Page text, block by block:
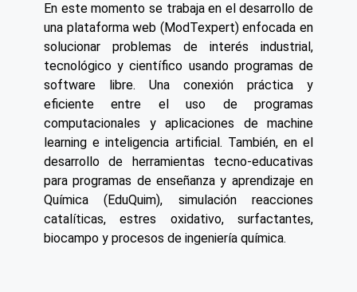
En este momento se trabaja en el desarrollo de
una plataforma web (ModTexpert) enfocada en
solucionar problemas de interés industrial,
tecnológico y científico usando programas de
software libre. Una conexión práctica y
eficiente entre el uso de programas
computacionales y aplicaciones de machine
learning e inteligencia artificial. También, en el
desarrollo de herramientas tecno-educativas
para programas de enseñanza y aprendizaje en
Química (EduQuim), simulación reacciones
catalíticas, estres oxidativo, surfactantes,
biocampo y procesos de ingeniería química.